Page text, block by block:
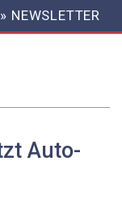
» NEWSLETTER
Auto-